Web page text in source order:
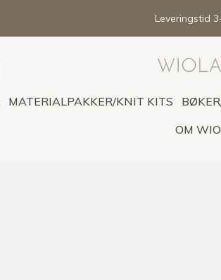
Leveringstid
MATERIALPAKKER/KNIT KITS
OM